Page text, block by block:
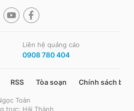
Liên hệ quảng cáo
0908 780 404
RSS Tòa soạn Chính sách bảo
Toàn
trực: Hải Thành